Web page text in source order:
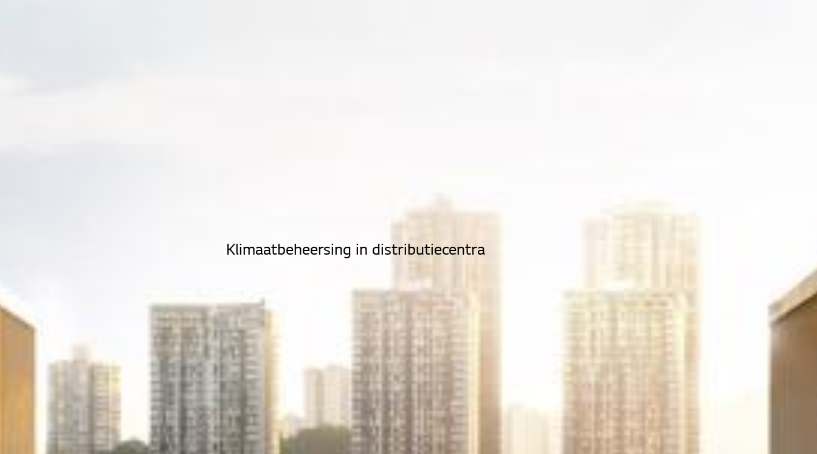
Klimaatbeheersing in distributiecentra